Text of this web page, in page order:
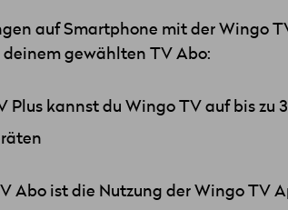
auf Smartphone mit der Wingo
deinem gewählten TV Abo:
kannst du Wingo TV auf bis zu
Abo ist die Nutzung der Wingo TV